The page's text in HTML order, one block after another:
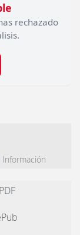
rechazado
Información